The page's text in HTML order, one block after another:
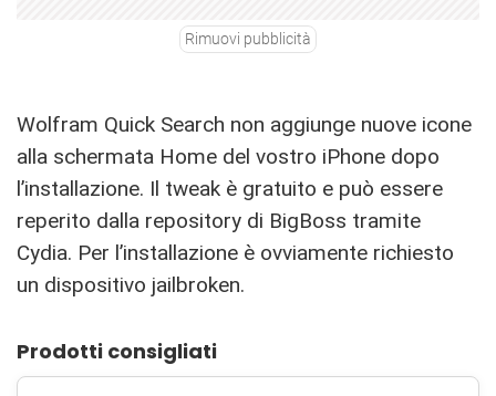
Rimuovi pubblicità
Wolfram Quick Search non aggiunge nuove icone
alla schermata Home del vostro iPhone dopo
l’installazione. Il tweak è gratuito e può essere
reperito dalla repository di BigBoss tramite
Cydia. Per l’installazione è ovviamente richiesto
un dispositivo jailbroken.
Prodotti consigliati